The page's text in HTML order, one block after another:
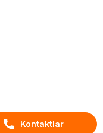
Kontaktlar